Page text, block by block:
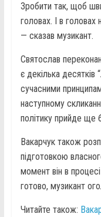
Зробити так, щоб
головах. І в головах
— сказав музикант.
Святослав
є декілька десятків
сучасними
наступному
політику прийде ще
Вакарчук також
підготовкою
момент він в
готово, музикант
Читайте також: